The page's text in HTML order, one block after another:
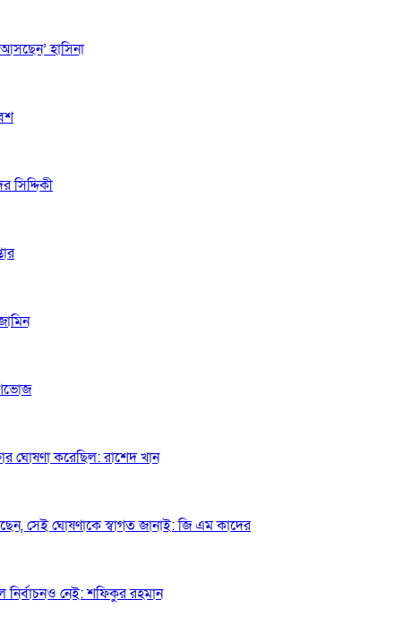
হাসিনা
ঘোষণা করেছিল: রাশেদ খান
সেই ঘোষণাকে স্বাগত জানাই: জি এম কাদের
নেই: শফিকুর রহমান